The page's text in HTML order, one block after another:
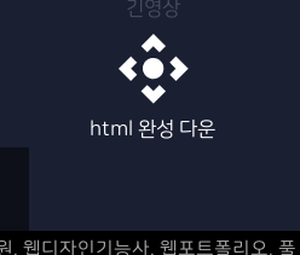
긴영상
html 완성 다운
, 웹디자인기능사, 웹포트폴리오, 풀